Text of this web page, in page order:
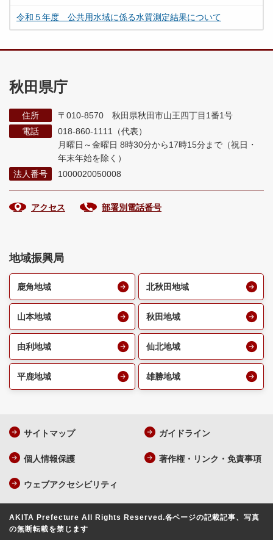
令和５年度 公共用水域に係る水質測定結果について
秋田県庁
住所
〒010-8570 秋田県秋田市山王四丁目1番1号
電話
018-860-1111（代表）
月曜日～金曜日 8時30分から17時15分まで （祝日・
年末年始を除く）
法人番号
1000020050008
アクセス 部署別電話番号
地域振興局
鹿角地域 北秋田地域
山本地域 秋田地域
由利地域 仙北地域
平鹿地域 雄勝地域
サイトマップ ガイドライン
個人情報保護 著作権・リンク・免責事項
ウェブアクセシビリティ
AKITA Prefecture All Rights Reserved.各ページの記載記事、写真
の無断転載を禁じます